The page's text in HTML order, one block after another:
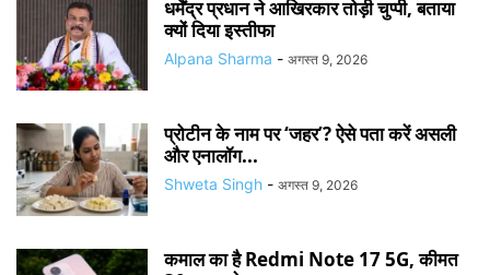
धर्मेंद्र प्रधान ने आखिरकार तोड़ी चुप्पी, बताया
क्यों दिया इस्तीफा
Alpana Sharma - अगस्त 9, 2026
प्रोटीन के नाम पर ‘जहर’? ऐसे पता करें असली
और एनालॉग...
Shweta Singh - अगस्त 9, 2026
कमाल का है Redmi Note 17 5G, कीमत